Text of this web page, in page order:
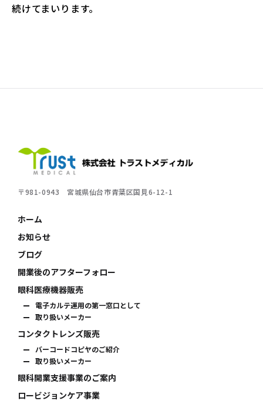
続けてまいります。
〒981-0943 宮城県仙台市青葉区国見6-12-1
ホーム
お知らせ
ブログ
開業後のアフターフォロー
眼科医療機器販売
電子カルテ運用の第一窓口として
取り扱いメーカー
コンタクトレンズ販売
バーコードコピヤのご紹介
取り扱いメーカー
眼科開業支援事業のご案内
ロービジョンケア事業